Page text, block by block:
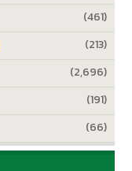
(461)
(213)
(2,696)
(191)
(66)